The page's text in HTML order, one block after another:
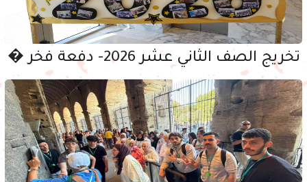
تخريج الصف الثاني عشر 2026- دفعة فخر �